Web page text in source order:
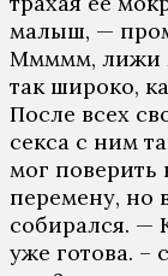
малыш, —
Ммммм, лижи
так широко,
После всех
секса с ним
мог
перемену, но
собирался. —
уже готова. –